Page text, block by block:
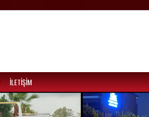
İLETİŞİM